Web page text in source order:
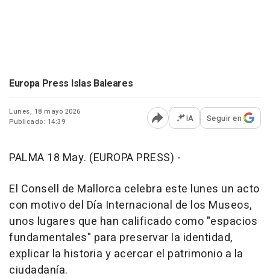
Europa Press Islas Baleares
Lunes, 18 mayo 2026
Publicado: 14:39
Abrir opciones para
IA Seguir en
PALMA 18 May. (EUROPA PRESS) -
El Consell de Mallorca celebra este lunes un acto
con motivo del Día Internacional de los Museos,
unos lugares que han calificado como "espacios
fundamentales" para preservar la identidad,
explicar la historia y acercar el patrimonio a la
ciudadanía.